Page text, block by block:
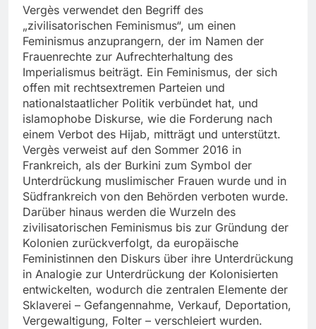
Vergès verwendet den Begriff des
„zivilisatorischen Feminismus“, um einen
Feminismus anzuprangern, der im Namen der
Frauenrechte zur Aufrechterhaltung des
Imperialismus beiträgt. Ein Feminismus, der sich
offen mit rechtsextremen Parteien und
nationalstaatlicher Politik verbündet hat, und
islamophobe Diskurse, wie die Forderung nach
einem Verbot des Hijab, mitträgt und unterstützt.
Vergès verweist auf den Sommer 2016 in
Frankreich, als der Burkini zum Symbol der
Unterdrückung muslimischer Frauen wurde und in
Südfrankreich von den Behörden verboten wurde.
Darüber hinaus werden die Wurzeln des
zivilisatorischen Feminismus bis zur Gründung der
Kolonien zurückverfolgt, da europäische
Feministinnen den Diskurs über ihre Unterdrückung
in Analogie zur Unterdrückung der Kolonisierten
entwickelten, wodurch die zentralen Elemente der
Sklaverei – Gefangennahme, Verkauf, Deportation,
Vergewaltigung, Folter – verschleiert wurden.